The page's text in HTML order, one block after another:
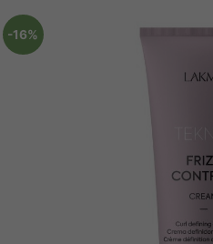
-16%